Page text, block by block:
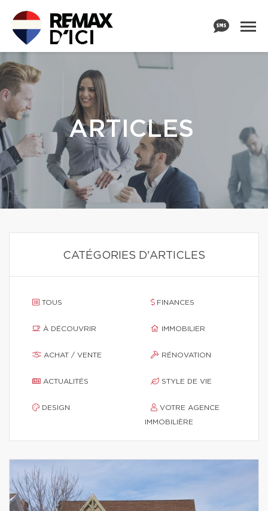
ARTICLES
CATÉGORIES D'ARTICLES
TOUS
À DÉCOUVRIR
ACHAT / VENTE
ACTUALITÉS
DESIGN
FINANCES
IMMOBILIER
RÉNOVATION
STYLE DE VIE
IMMOBILIÈRE